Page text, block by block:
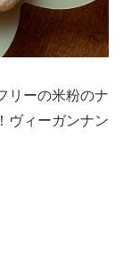
リーの米粉のナ
ヴィーガンナン